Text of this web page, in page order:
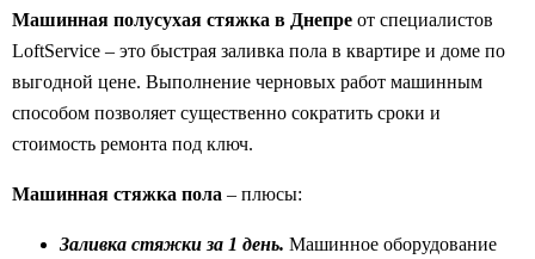
Машинная полусухая стяжка в Днепре от специалистов
LoftService – это быстрая заливка пола в квартире и доме по
выгодной цене. Выполнение черновых работ машинным
способом позволяет существенно сократить сроки и
стоимость ремонта под ключ.
Машинная стяжка пола – плюсы:
Заливка стяжки за 1 день. Машинное оборудование